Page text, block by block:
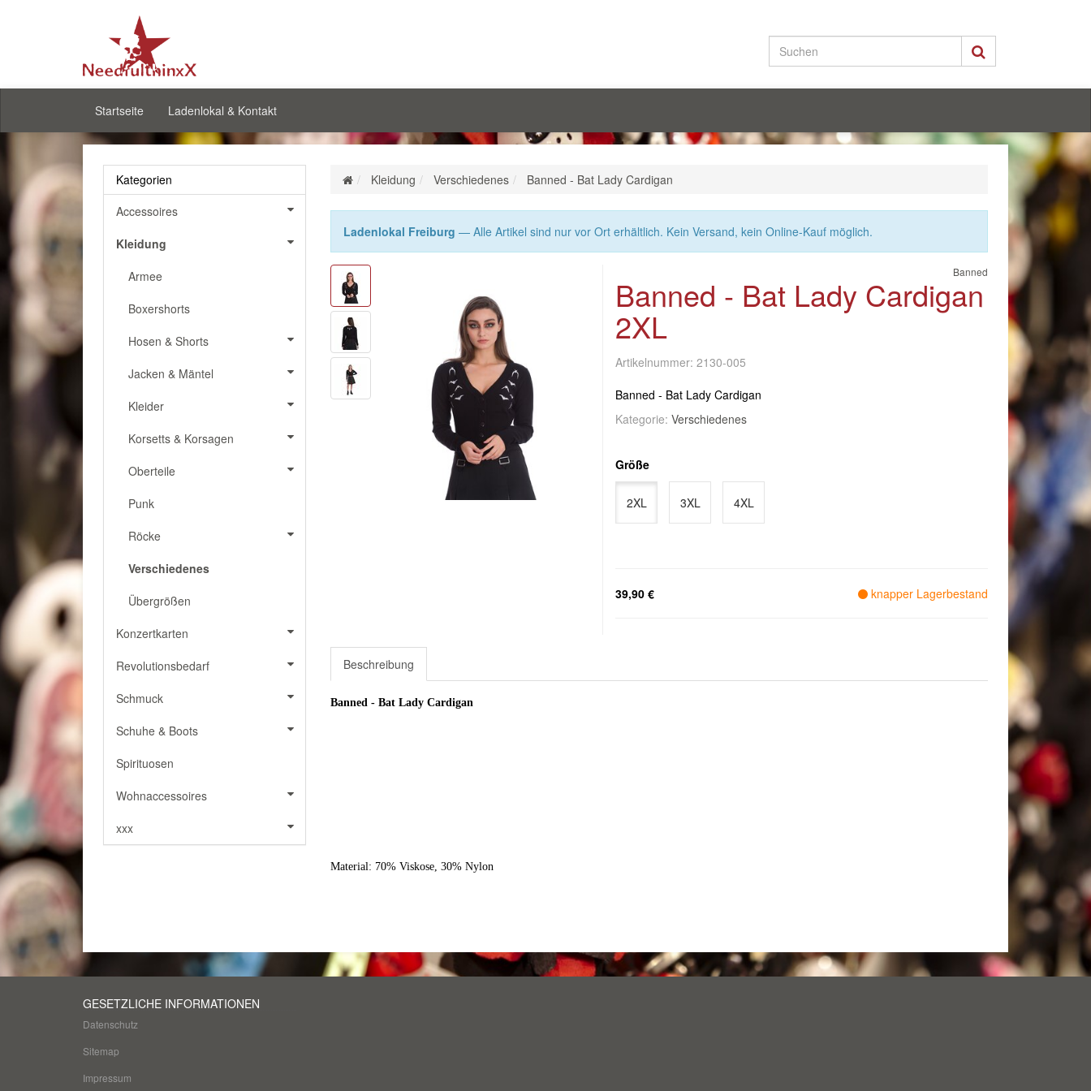
Startseite Ladenlokal & Kontakt
Kleidung Verschiedenes Banned - Bat Lady Cardigan
Ladenlokal Freiburg — Alle Artikel sind nur vor Ort erhältlich. Kein Versand, kein Online-Kauf möglich.
Banned
Banned - Bat Lady Cardigan
2XL
Artikelnummer: 2130-005
Banned - Bat Lady Cardigan
Kategorie: Verschiedenes
Größe
2XL 3XL 4XL
39,90 € knapper Lagerbestand
Beschreibung
Banned - Bat Lady Cardigan
Material: 70% Viskose, 30% Nylon
Kategorien
Accessoires
Kleidung
Armee
Boxershorts
Hosen & Shorts
Jacken & Mäntel
Kleider
Korsetts & Korsagen
Oberteile
Punk
Röcke
Verschiedenes
Übergrößen
Konzertkarten
Revolutionsbedarf
Schmuck
Schuhe & Boots
Spirituosen
Wohnaccessoires
xxx
GESETZLICHE INFORMATIONEN
Datenschutz
Sitemap
Impressum